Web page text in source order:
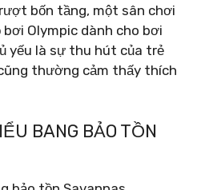
bốn tầng, một sân chơi
Olympic dành cho bơi
yếu là sự thu hút của trẻ
thường cảm thấy thích
BANG BẢO TỒN